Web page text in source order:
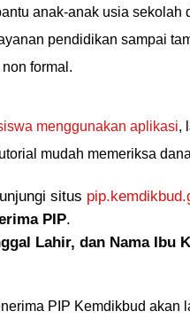
anak-anak usia
pendidikan sampai
formal.
menggunakan aplikasi,
mudah memeriksa
situs
PIP.
Lahir, dan Nama Ibu
PIP Kemdikbud akan